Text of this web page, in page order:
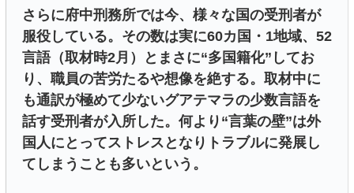
さらに府中刑務所では今、様々な国の受刑者が
服役している。その数は実に60カ国・1地域、52
言語（取材時2月）とまさに“多国籍化”してお
り、職員の苦労たるや想像を絶する。取材中に
も通訳が極めて少ないグアテマラの少数言語を
話す受刑者が入所した。何より“言葉の壁”は外
国人にとってストレスとなりトラブルに発展し
てしまうことも多いという。